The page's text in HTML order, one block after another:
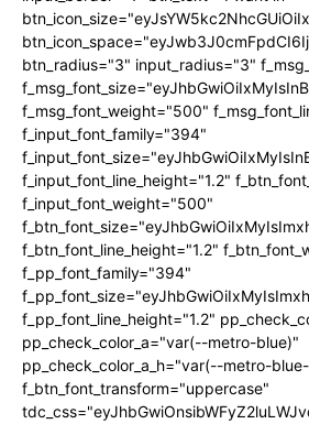
btn_radius="3" input_radius="3"
f_msg_font_weight="500"
f_input_font_family="394"
f_input_font_line_height="1.2"
f_input_font_weight="500"
f_btn_font_line_height="1.2"
f_pp_font_family="394"
f_pp_font_line_height="1.2"
pp_check_color_a="var(--metro-blue)"
pp_check_color_a_h="var(--metro-
f_btn_font_transform="uppercase"